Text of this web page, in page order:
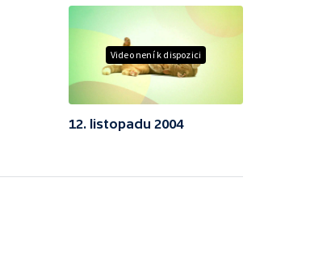
Video není k dispozici
12. listopadu 2004